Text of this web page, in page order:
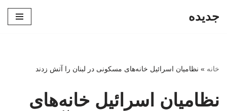
جدیده
خانه » نظامیان اسرائیل خانه‌های مسکونی در لبنان را آتش زدند
نظامیان اسرائیل خانه‌های